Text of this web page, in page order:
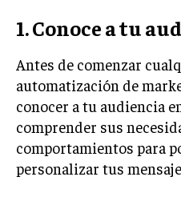
ESTRATEGIAS DE
PRECIOS
GESTIÓN DE CRISIS
EMPRESAS Y
GESTIÓN DE LA
MÁS
1. Conoce a tu
Antes de comenzar
automatización de
conocer a tu audiencia
comprender sus
comportamientos para
personalizar tus